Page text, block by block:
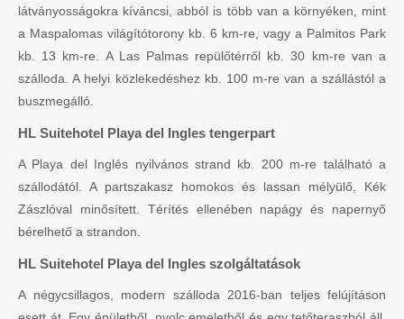
látványosságokra kíváncsi, abból is több van a környéken, mint
a Maspalomas világítótorony kb. 6 km-re, vagy a Palmitos Park
kb. 13 km-re. A Las Palmas repülőtérről kb. 30 km-re van a
szálloda. A helyi közlekedéshez kb. 100 m-re van a szállástól a
buszmegálló.
HL Suitehotel Playa del Ingles tengerpart
A Playa del Inglés nyilvános strand kb. 200 m-re található a
szállodától. A partszakasz homokos és lassan mélyülő, Kék
Zászlóval minősített. Térítés ellenében napágy és napernyő
bérelhető a strandon.
HL Suitehotel Playa del Ingles szolgáltatások
A négycsillagos, modern szálloda 2016-ban teljes felújításon